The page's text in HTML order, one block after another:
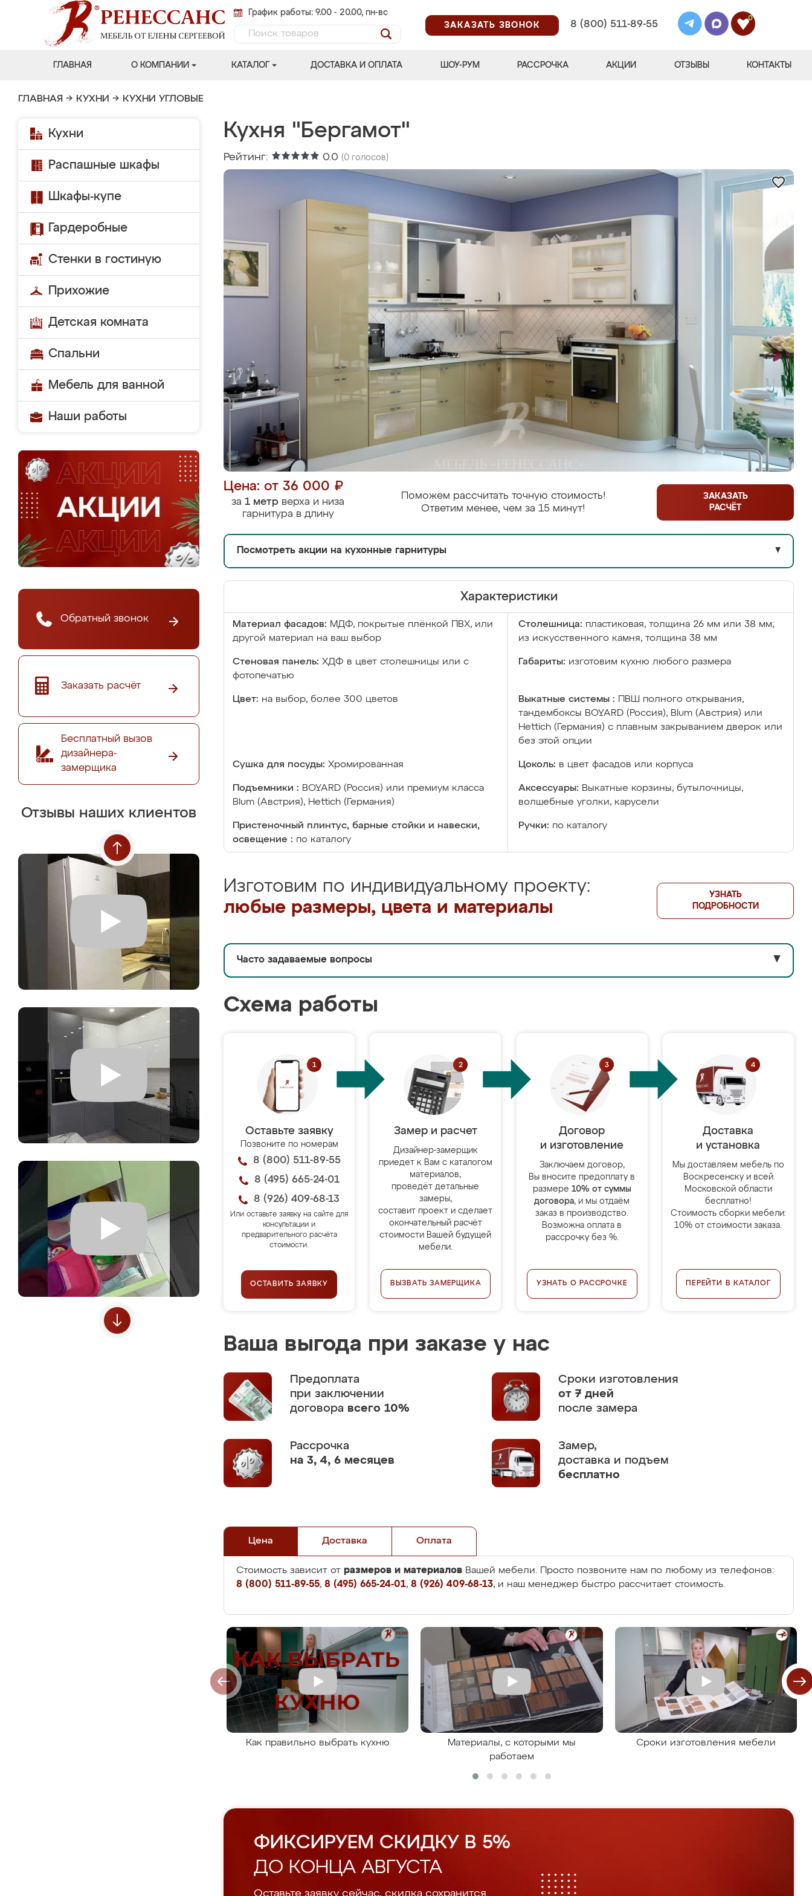
График работы: 9.00 - 20.00, пн-вс
ЗАКАЗАТЬ ЗВОНОК
8 (800) 511-89-55
0
ГЛАВНАЯ О КОМПАНИИ КАТАЛОГ ДОСТАВКА И ОПЛАТА ШОУ-РУМ РАССРОЧКА АКЦИИ ОТЗЫВЫ КОНТАКТЫ
ГЛАВНАЯ → КУХНИ → КУХНИ УГЛОВЫЕ
Кухни
Распашные шкафы
Шкафы-купе
Гардеробные
Стенки в гостиную
Прихожие
Детская комната
Спальни
Мебель для ванной
Наши работы
Обратный звонок
Заказать расчёт
Бесплатный вызов
дизайнера-
замерщика
Отзывы наших клиентов
Кухня "Бергамот"
Рейтинг: 0.0 (0 голосов)
Цена: от 36 000 ₽
за 1 метр верха и низа
гарнитура в длину
Поможем рассчитать точную стоимость!
Ответим менее, чем за 15 минут!
ЗАКАЗАТЬ
РАСЧЁТ
Посмотреть акции на кухонные гарнитуры ▼
Характеристики
Материал фасадов: МДФ, покрытые плёнкой ПВХ, или
другой материал на ваш выбор
Столешница: пластиковая, толщина 26 мм или 38 мм;
из искусственного камня, толщина 38 мм
Стеновая панель: ХДФ в цвет столешницы или с
фотопечатью
Габариты: изготовим кухню любого размера
Цвет: на выбор, более 300 цветов Выкатные системы :
ПВШ полного открывания,
тандембоксы BOYARD (Россия), Blum (Австрия) или
Hettich (Германия) с плавным закрыванием дверок или
без этой опции
Сушка для посуды: Хромированная Цоколь: в цвет фасадов или корпуса
Подъемники : BOYARD (Россия) или премиум класса
Blum (Австрия), Hettich (Германия)
Аксессуары: Выкатные корзины, бутылочницы,
волшебные уголки, карусели
Пристеночный плинтус, барные стойки и навески,
освещение : по каталогу
Ручки: по каталогу
Изготовим по индивидуальному проекту:
любые размеры, цвета и материалы
УЗНАТЬ
ПОДРОБНОСТИ
Часто задаваемые вопросы ▼
Схема работы
Оставьте заявку
Позвоните по номерам
8 (800) 511-89-55
8 (495) 665-24-01
8 (926) 409-68-13
Или оставьте заявку на сайте для
консультации и
предварительного расчёта
стоимости.
ОСТАВИТЬ ЗАЯВКУ
Замер и расчет
Дизайнер-замерщик
приедет к Вам с каталогом
материалов,
проведёт детальные
замеры,
составит проект и сделает
окончательный расчёт
стоимости Вашей будущей
мебели.
ВЫЗВАТЬ ЗАМЕРЩИКА
Договор
и изготовление
Заключаем договор,
Вы вносите предоплату в
размере 10% от суммы
договора, и мы отдаём
заказ в производство.
Возможна оплата в
рассрочку без %.
УЗНАТЬ О РАССРОЧКЕ
Доставка
и установка
Мы доставляем мебель по
Воскресенску и всей
Московской области
бесплатно!
Стоимость сборки мебели:
10% от стоимости заказа.
ПЕРЕЙТИ В КАТАЛОГ
Ваша выгода при заказе у нас
Предоплата
при заключении
договора всего 10%
Сроки изготовления
от 7 дней
после замера
Рассрочка
на 3, 4, 6 месяцев
Замер,
доставка и подъем
бесплатно
Цена Доставка Оплата
Стоимость зависит от размеров и материалов Вашей мебели. Просто позвоните нам по любому из телефонов:
8 (800) 511-89-55, 8 (495) 665-24-01, 8 (926) 409-68-13, и наш менеджер быстро рассчитает стоимость.
Как правильно выбрать кухню
Материалы, с которыми мы
работаем
Сроки изготовления мебели
ФИКСИРУЕМ СКИДКУ В 5%
ДО КОНЦА АВГУСТА
Оставьте заявку сейчас, скидка сохранится.